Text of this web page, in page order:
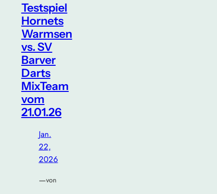
Testspiel
Hornets
Warmsen
vs. SV
Barver
Darts
MixTeam
vom
21.01.26
Jan.
22,
2026
—von